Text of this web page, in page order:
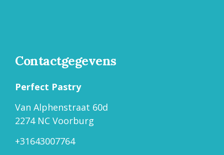
Contactgegevens
Perfect Pastry
Van Alphenstraat 60d
2274 NC Voorburg
+31643007764